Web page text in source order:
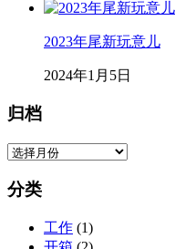
2023年尾新玩意儿
2024年1月5日
归档
归
分类
工作 (1)